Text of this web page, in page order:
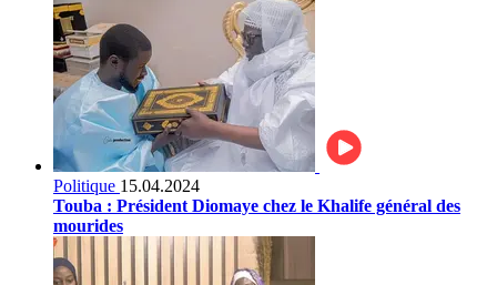
Politique 15.04.2024
Touba : Président Diomaye chez le Khalife général des
mourides